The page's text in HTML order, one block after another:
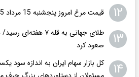
۱۲ قیمت مرغ امروز پنجشنبه 15 مرداد 1405
۱۳
طلای جهانی به قله ۷
صعود کرد
۱۴
کل بازار سهام ایران به اندازه سود